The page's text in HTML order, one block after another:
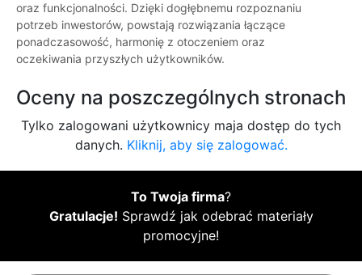
oraz funkcjonalności. Dzięki dogłębnemu rozpoznaniu
potrzeb inwestorów, powstają rozwiązania łączące
ponadczasowość, harmonię z otoczeniem oraz
oczekiwania przyszłych użytkowników.
Oceny na poszczególnych stronach
Tylko zalogowani użytkownicy maja dostęp do tych
danych. Kliknij, aby się zalogować.
To Twoja firma?
Gratulacje! Sprawdź jak odebrać materiały
promocyjne!